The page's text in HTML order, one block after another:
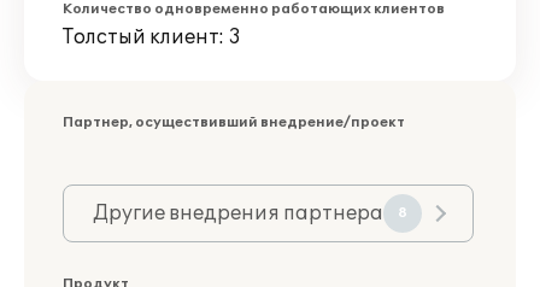
Количество одновременно работающих клиентов
Толстый клиент: 3
Партнер, осуществивший внедрение/проект
Другие внедрения партнера 8